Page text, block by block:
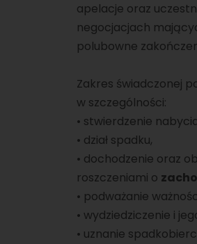
apelacje oraz
negocjacjach
polubowne
Zakres świadczonej
w szczególności:
•⁠ ⁠stwierdzenie
•⁠ ⁠dział spadku,
•⁠ ⁠dochodzenie oraz
roszczeniami o
•⁠ ⁠podważanie
•⁠ ⁠wydziedziczenie i
•⁠ ⁠uznanie